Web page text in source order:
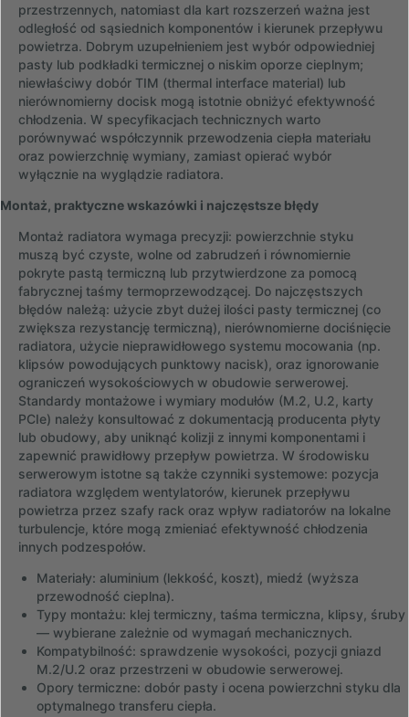
przestrzennych, natomiast dla kart rozszerzeń ważna jest
odległość od sąsiednich komponentów i kierunek przepływu
powietrza. Dobrym uzupełnieniem jest wybór odpowiedniej
pasty lub podkładki termicznej o niskim oporze cieplnym;
niewłaściwy dobór TIM (thermal interface material) lub
nierównomierny docisk mogą istotnie obniżyć efektywność
chłodzenia. W specyfikacjach technicznych warto
porównywać współczynnik przewodzenia ciepła materiału
oraz powierzchnię wymiany, zamiast opierać wybór
wyłącznie na wyglądzie radiatora.
Montaż, praktyczne wskazówki i najczęstsze błędy
Montaż radiatora wymaga precyzji: powierzchnie styku
muszą być czyste, wolne od zabrudzeń i równomiernie
pokryte pastą termiczną lub przytwierdzone za pomocą
fabrycznej taśmy termoprzewodzącej. Do najczęstszych
błędów należą: użycie zbyt dużej ilości pasty termicznej (co
zwiększa rezystancję termiczną), nierównomierne dociśnięcie
radiatora, użycie nieprawidłowego systemu mocowania (np.
klipsów powodujących punktowy nacisk), oraz ignorowanie
ograniczeń wysokościowych w obudowie serwerowej.
Standardy montażowe i wymiary modułów (M.2, U.2, karty
PCIe) należy konsultować z dokumentacją producenta płyty
lub obudowy, aby uniknąć kolizji z innymi komponentami i
zapewnić prawidłowy przepływ powietrza. W środowisku
serwerowym istotne są także czynniki systemowe: pozycja
radiatora względem wentylatorów, kierunek przepływu
powietrza przez szafy rack oraz wpływ radiatorów na lokalne
turbulencje, które mogą zmieniać efektywność chłodzenia
innych podzespołów.
Materiały: aluminium (lekkość, koszt), miedź (wyższa
przewodność cieplna).
Typy montażu: klej termiczny, taśma termiczna, klipsy, śruby
— wybierane zależnie od wymagań mechanicznych.
Kompatybilność: sprawdzenie wysokości, pozycji gniazd
M.2/U.2 oraz przestrzeni w obudowie serwerowej.
Opory termiczne: dobór pasty i ocena powierzchni styku dla
optymalnego transferu ciepła.